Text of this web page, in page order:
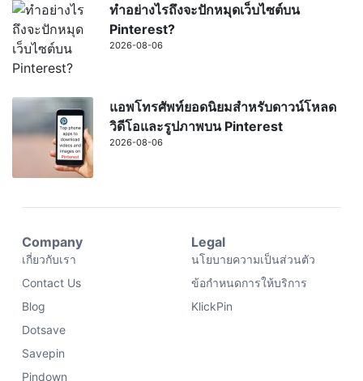
ทำอย่างไรถึงจะปักหมุดเว็บไซต์บน
Pinterest?
2026-08-06
แอพโทรศัพท์ยอดนิยมสำหรับดาวน์โหลด
วิดีโอและรูปภาพบน Pinterest
2026-08-06
Company
เกี่ยวกับเรา
Contact Us
Blog
Dotsave
Savepin
Pindown
Legal
นโยบายความเป็นส่วนตัว
ข้อกำหนดการให้บริการ
KlickPin